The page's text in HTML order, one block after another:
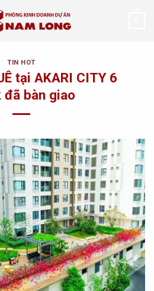
TIN HOT
tại AKARI CITY 6
đã bàn giao